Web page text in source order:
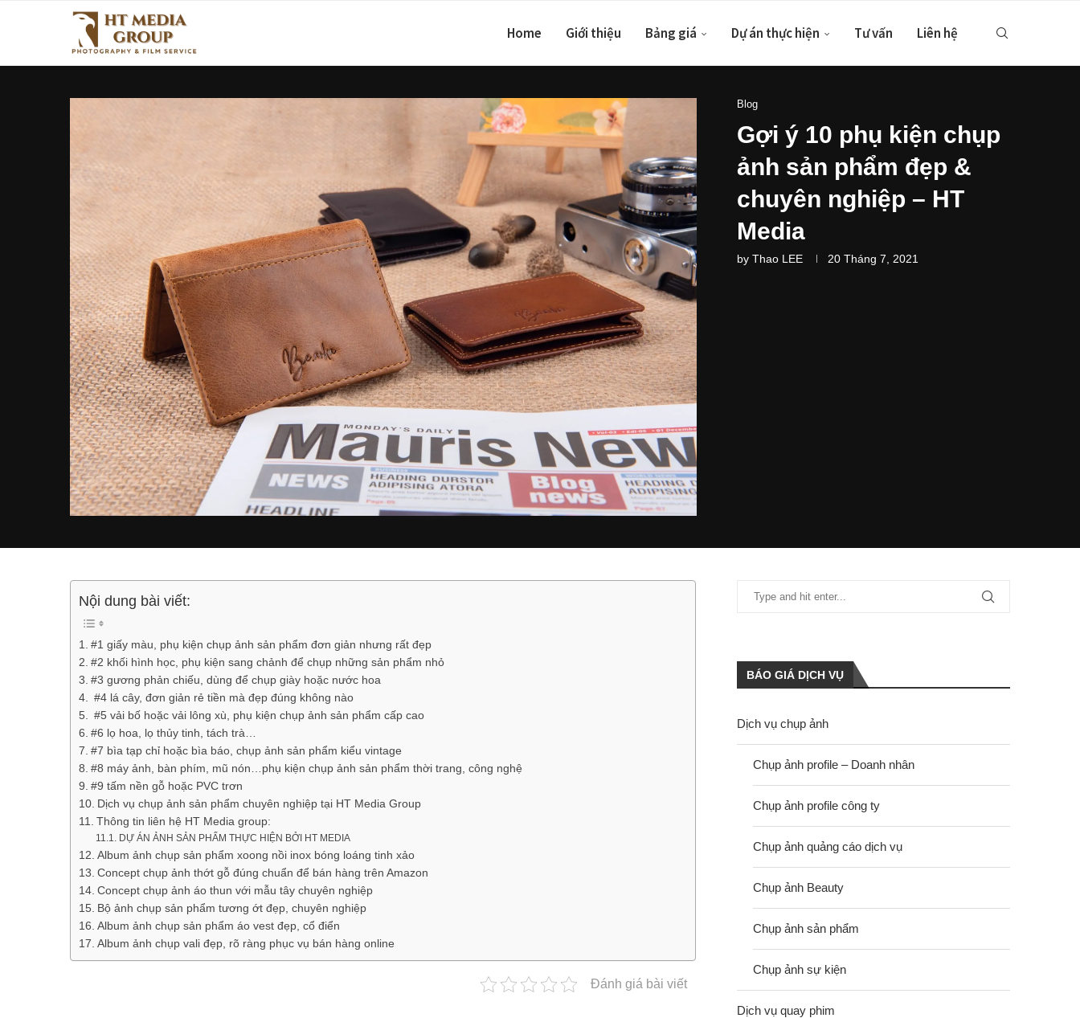
Home Giới thiệu Bảng giá Dự án thực hiện Tư vấn Liên hệ
Blog
Gợi ý 10 phụ kiện chụp
ảnh sản phẩm đẹp &
chuyên nghiệp – HT
Media
by Thao LEE 20 Tháng 7, 2021
Nội dung bài viết:
#1 giấy màu, phụ kiện chụp ảnh sản phẩm đơn giản nhưng rất đẹp
#2 khối hình học, phụ kiện sang chảnh để chụp những sản phẩm nhỏ
#3 gương phản chiếu, dùng để chụp giày hoặc nước hoa
#4 lá cây, đơn giản rẻ tiền mà đẹp đúng không nào
#5 vải bố hoặc vải lông xù, phụ kiện chụp ảnh sản phẩm cấp cao
#6 lọ hoa, lọ thủy tinh, tách trà…
#7 bìa tạp chỉ hoặc bìa báo, chụp ảnh sản phẩm kiểu vintage
#8 máy ảnh, bàn phím, mũ nón…phụ kiện chụp ảnh sản phẩm thời trang, công nghệ
#9 tấm nền gỗ hoặc PVC trơn
Dịch vụ chụp ảnh sản phẩm chuyên nghiệp tại HT Media Group
Thông tin liên hệ HT Media group:
DỰ ÁN ẢNH SẢN PHẨM THỰC HIỆN BỞI HT MEDIA
Album ảnh chụp sản phẩm xoong nồi inox bóng loáng tinh xảo
Concept chụp ảnh thớt gỗ đúng chuẩn để bán hàng trên Amazon
Concept chụp ảnh áo thun với mẫu tây chuyên nghiệp
Bộ ảnh chụp sản phẩm tương ớt đẹp, chuyên nghiệp
Album ảnh chụp sản phẩm áo vest đẹp, cổ điển
Album ảnh chụp vali đẹp, rõ ràng phục vụ bán hàng online
Đánh giá bài viết
BÁO GIÁ DỊCH VỤ
Dịch vụ chụp ảnh
Chụp ảnh profile – Doanh nhân
Chụp ảnh profile công ty
Chụp ảnh quảng cáo dịch vụ
Chụp ảnh Beauty
Chụp ảnh sản phẩm
Chụp ảnh sự kiện
Dịch vụ quay phim